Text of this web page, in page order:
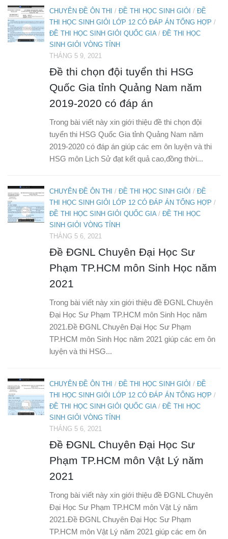
CHUYÊN ĐỀ ÔN THI / ĐỀ THI HỌC SINH GIỎI / ĐỀ
THI HỌC SINH GIỎI LỚP 12 CÓ ĐÁP ÁN TỔNG HỢP /
ĐỀ THI HỌC SINH GIỎI QUỐC GIA/ ĐỀ THI HỌC
SINH GIỎI VÒNG TỈNH
THÁNG 5 9, 2021
Đề thi chọn đội tuyển thi HSG
Quốc Gia tỉnh Quảng Nam năm
2019-2020 có đáp án
Trong bài viết này xin giới thiệu đề thi chọn đội
tuyển thi HSG Quốc Gia tỉnh Quảng Nam năm
2019-2020 có đáp án giúp các em ôn luyện và thi
HSG môn Lịch Sử đạt kết quả cao,đồng thời...
CHUYÊN ĐỀ ÔN THI / ĐỀ THI HỌC SINH GIỎI / ĐỀ
THI HỌC SINH GIỎI LỚP 12 CÓ ĐÁP ÁN TỔNG HỢP /
ĐỀ THI HỌC SINH GIỎI QUỐC GIA/ ĐỀ THI HỌC
SINH GIỎI VÒNG TỈNH
THÁNG 5 6, 2021
Đề ĐGNL Chuyên Đại Học Sư
Phạm TP.HCM môn Sinh Học năm
2021
Trong bài viết này xin giới thiệu đề ĐGNL Chuyên
Đại Học Sư Phạm TP.HCM môn Sinh Học năm
2021.Đề ĐGNL Chuyên Đại Học Sư Phạm
TP.HCM môn Sinh Học năm 2021 giúp các em ôn
luyện và thi HSG...
CHUYÊN ĐỀ ÔN THI / ĐỀ THI HỌC SINH GIỎI / ĐỀ
THI HỌC SINH GIỎI LỚP 12 CÓ ĐÁP ÁN TỔNG HỢP /
ĐỀ THI HỌC SINH GIỎI QUỐC GIA/ ĐỀ THI HỌC
SINH GIỎI VÒNG TỈNH
THÁNG 5 6, 2021
Đề ĐGNL Chuyên Đại Học Sư
Phạm TP.HCM môn Vật Lý năm
2021
Trong bài viết này xin giới thiệu đề ĐGNL Chuyên
Đại Học Sư Phạm TP.HCM môn Vật Lý năm
2021.Đề ĐGNL Chuyên Đại Học Sư Phạm
TP.HCM môn Vật Lý năm 2021 giúp các em ôn